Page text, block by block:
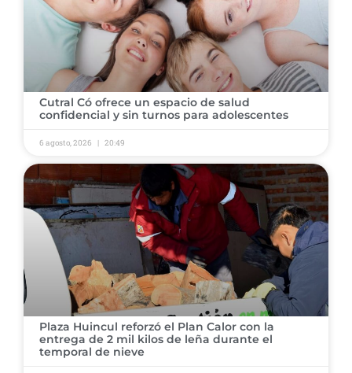
Cutral Có ofrece un espacio de salud
confidencial y sin turnos para adolescentes
6 agosto, 2026 20:49
Plaza Huincul reforzó el Plan Calor con la
entrega de 2 mil kilos de leña durante el
temporal de nieve